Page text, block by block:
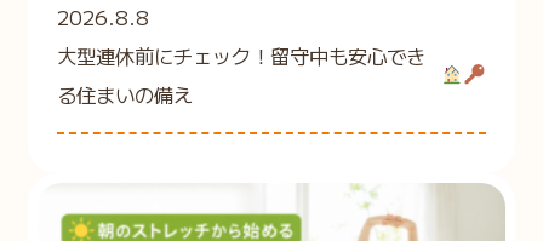
2026.8.8
大型連休前にチェック！留守中も安心でき
る住まいの備え